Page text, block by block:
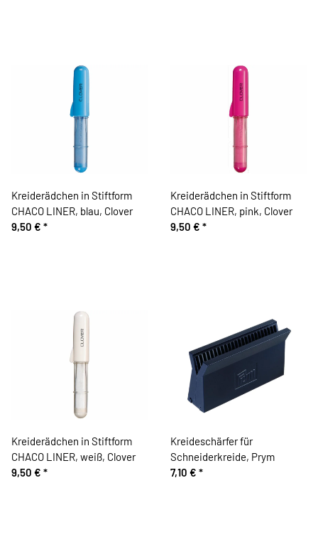
Kreiderädchen in Stiftform
CHACO LINER, blau, Clover
9,50 € *
Kreiderädchen in Stiftform
CHACO LINER, pink, Clover
9,50 € *
Kreiderädchen in Stiftform
CHACO LINER, weiß, Clover
9,50 € *
Kreideschärfer für
Schneiderkreide, Prym
7,10 € *